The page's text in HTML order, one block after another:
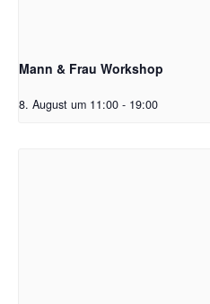
Mann & Frau Workshop
8. August um 11:00 - 19:00